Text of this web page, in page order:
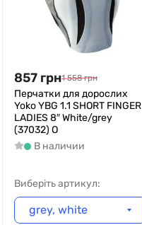
857 грн1 558 грн
Перчатки для дорослих
Yoko YBG 1.1 SHORT FINGER
LADIES 8″ White/grey
(37032) O
В наличии
Виберіть артикул:
grey, white